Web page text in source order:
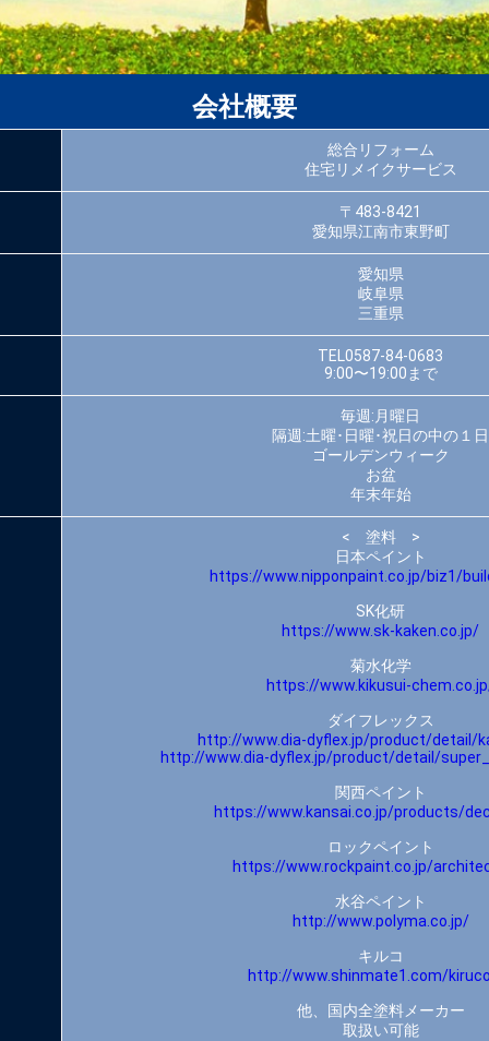
会社概要
総合リフォーム
住宅リメイクサービス
〒483-8421
愛知県江南市東野町
愛知県
岐阜県
三重県
TEL0587-84-0683
9:00〜19:00まで
毎週:月曜日
隔週:土曜･日曜･祝日の中の１日
ゴールデンウィーク
お盆
年末年始
< 塗料 >
日本ペイント
https://www.nipponpaint.co.jp/biz1/
SK化研
https://www.sk-kaken.co.jp/
菊水化学
https://www.kikusui-
ダイフレックス
http://www.dia-dyflex.jp/product/detail/
http://www.dia-dyflex.jp/product/detail/
関西ペイント
https://www.kansai.co.jp/products/
ロックペイント
https://www.rockpaint.co.jp/
水谷ペイント
http://www.polyma.co.jp/
キルコ
http://www.shinmate1.com/
他、国内全塗料メーカー
取扱い可能